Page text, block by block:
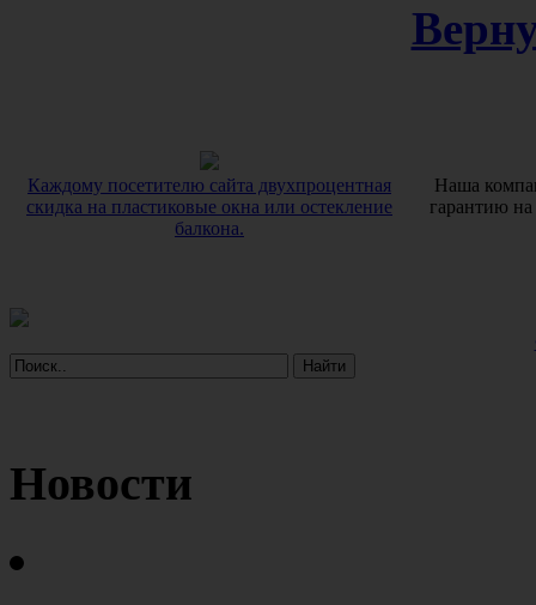
Каждому посетителю сайта двухпроцентная
скидка на пластиковые окна или остекление
балкона.
Наша
гарантию
Новости